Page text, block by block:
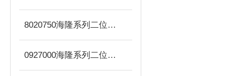
8020750海隆系列二位三通电磁阀
0927000海隆系列二位三通电磁阀